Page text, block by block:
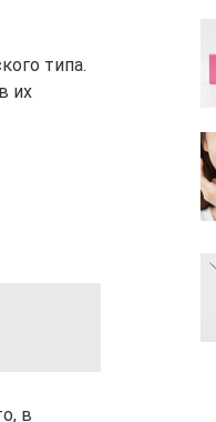
типа.
их
в